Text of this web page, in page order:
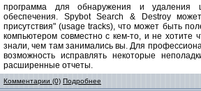
программа для обнаружения и удаления
обеспечения. Spybot Search & Destroy
присутствия" (usage tracks), что может быть
компьютером совместно с кем-то, и не хотите
знали, чем там занимались вы. Для
возможность исправлять некоторые
расширенные отчеты.
Комментарии (0) Подробнее